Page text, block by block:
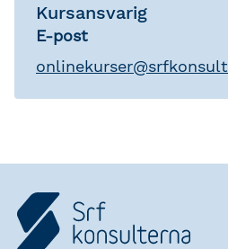
Kursansvarig
E-post
onlinekurser@